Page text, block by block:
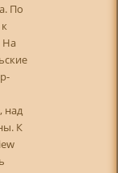
По
На
над
К